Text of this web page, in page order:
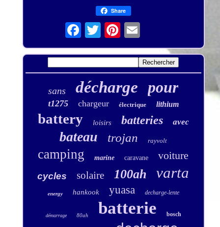
Share
sans décharge pour
t1275 chargeur électrique lithium
battery loisirs batteries avec
bateau trojan rayvolt
camping marine caravane voiture
cycles solaire 100ah varta
energy hankook yuasa decharge-lente
démarrage 80ah batterie bosch